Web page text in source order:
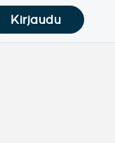
Kirjaudu